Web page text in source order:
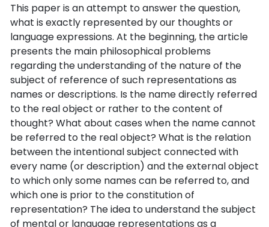
This paper is an attempt to answer the question,
what is exactly represented by our thoughts or
language expressions. At the beginning, the article
presents the main philosophical problems
regarding the understanding of the nature of the
subject of reference of such representations as
names or descriptions. Is the name directly referred
to the real object or rather to the content of
thought? What about cases when the name cannot
be referred to the real object? What is the relation
between the intentional subject connected with
every name (or description) and the external object
to which only some names can be referred to, and
which one is prior to the constitution of
representation? The idea to understand the subject
of mental or language representations as a